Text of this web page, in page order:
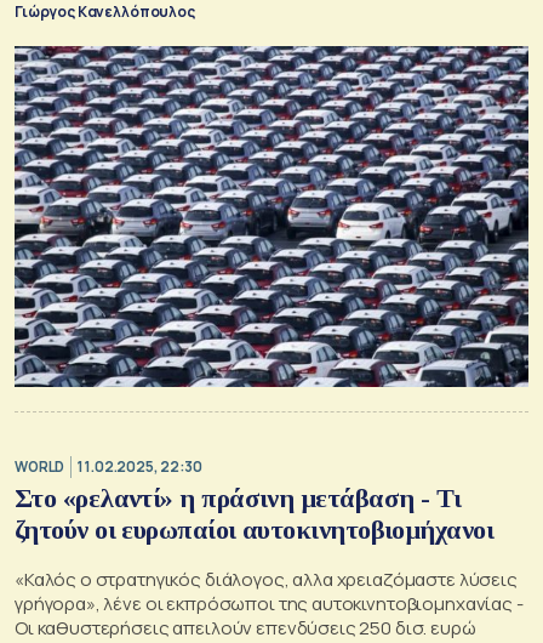
Γιώργος Κανελλόπουλος
WORLD 11.02.2025, 22:30
Στο «ρελαντί» η πράσινη μετάβαση - Τι
ζητούν οι ευρωπαίοι αυτοκινητοβιομήχανοι
«Καλός ο στρατηγικός διάλογος, αλλα χρειαζόμαστε λύσεις
γρήγορα», λένε οι εκπρόσωποι της αυτοκινητοβιομηχανίας -
Oι καθυστερήσεις απειλούν επενδύσεις 250 δισ. ευρώ